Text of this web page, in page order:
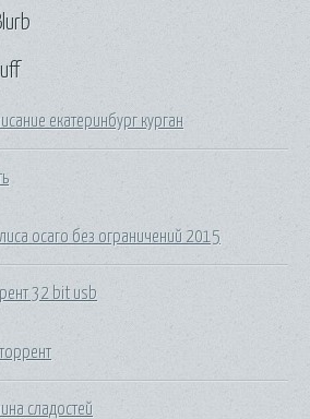
екатеринбург курган
осаго без ограничений 2015
32 bit usb
сладостей